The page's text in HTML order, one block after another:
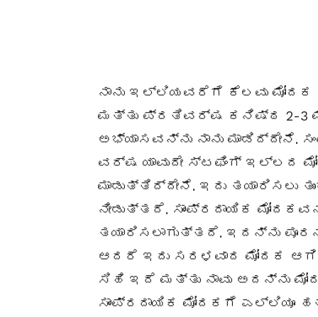
ನಾನು ಇಲ್ಲಿಯವರೆಗೆ ಕೆಲವು ಮೋದಕ
ಮತ್ತು ಪ್ರತಿವರ್ಷ ಕನಿಷ್ಠ 2-3
ಅಭ್ಯಾಸವನ್ನು ನಾನು ಮಾಡಿದ್ದೇನೆ.
ವರ್ಷ ಯಾವುದೇ ಸ್ಟಫಿಂಗ್ ಇಲ್ಲದ
ಮಾಡುತ್ತಿದ್ದೇನೆ. ಇದು ತಯಾರಿಸಲು
ನೀಡುತ್ತದೆ. ಸಾಂಪ್ರದಾಯಿಕ
ತಯಾರಿಸಲಾಗುತ್ತದೆ. ಇದನ್ನು
ಆದರೆ ಇದು ಸರಳವಾದ ಮೋದಕ
ಸಿಹಿ ಇದೆ ಮತ್ತು ನಾವು ಅದನ್ನು
ಸಾಂಪ್ರದಾಯಿಕ ಮೋದಕಗೆ ಎಲ್ಲಿಯೂ